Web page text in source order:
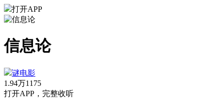
打开APP
信息论
谜电影
1.94万1175
打开APP，完整收听